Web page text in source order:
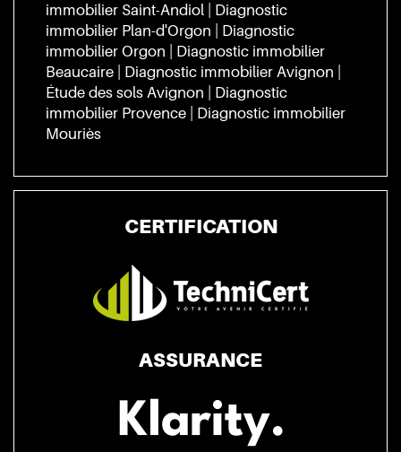
immobilier Saint-Andiol
Diagnostic
immobilier Plan-d'Orgon
Diagnostic
immobilier Orgon
Diagnostic immobilier
Beaucaire
Diagnostic immobilier Avignon
Étude des sols Avignon
Diagnostic
immobilier Provence
Diagnostic immobilier
Mouriès
CERTIFICATION
ASSURANCE